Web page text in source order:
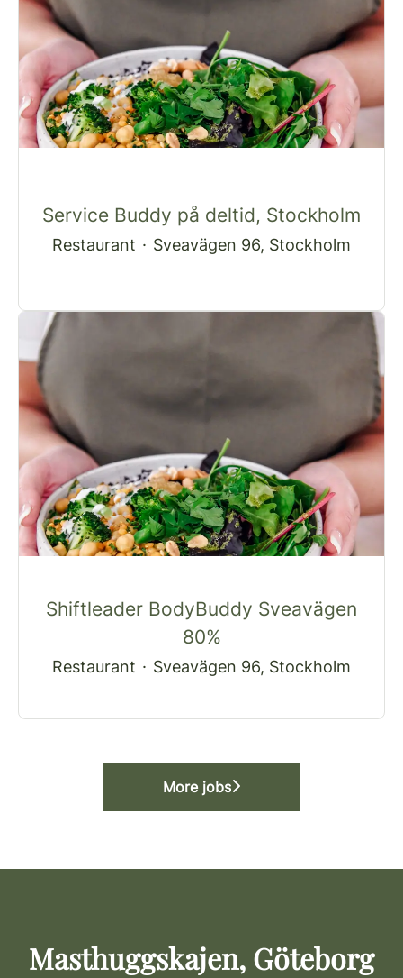
Service Buddy på deltid, Stockholm
Restaurant · Sveavägen 96, Stockholm
Shiftleader BodyBuddy Sveavägen
80%
Restaurant · Sveavägen 96, Stockholm
More jobs
Masthuggskajen, Göteborg